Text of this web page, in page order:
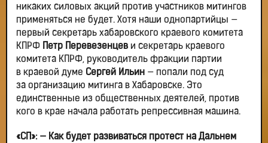
никаких силовых акций против участников митингов
применяться не будет. Хотя наши однопартийцы —
первый секретарь хабаровского краевого комитета
КПРФ
Петр Перевезенцев и секретарь краевого
комитета КПРФ, руководитель фракции партии
в краевой думе Сергей Ильин — попали под суд
за организацию митинга в Хабаровске. Это
единственные из общественных деятелей, против
кого в крае начала работать репрессивная машина.
«СП»: — Как будет развиваться протест на Дальнем